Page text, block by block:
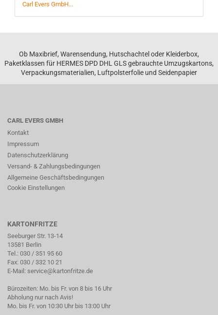
Carl Evers GmbH...
Ob Maxibrief, Warensendung, Hutschachtel oder Kleiderbox,
Paketklassen für HERMES DPD DHL GLS gebrauchte Umzugskartons,
Verpackungsmaterialien, Luftpolsterfolie und Seidenpapier
CARL EVERS GMBH
Kontakt
Impressum
Datenschutzerklärung
Versand- & Zahlungsbedingungen
Allgemeine Geschäftsbedingungen
Cookie Einstellungen
KARTONFRITZE
Seeburger Str. 13-14
13581 Berlin
Tel.: 030 / 351 95 60
Fax: 030 / 332 10 21
E-Mail: service@kartonfritze.de
Bürozeiten: Mo. bis Fr. von 8 bis 16 Uhr
Abholung nur nach Avis!
Mo. bis Fr. von 10:30 Uhr bis 13:00 Uhr